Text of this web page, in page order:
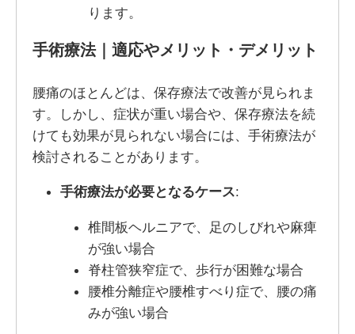
ります。
手術療法｜適応やメリット・デメリット
腰痛のほとんどは、保存療法で改善が見られま
す。しかし、症状が重い場合や、保存療法を続
けても効果が見られない場合には、手術療法が
検討されることがあります。
手術療法が必要となるケース:
椎間板ヘルニアで、足のしびれや麻痺
が強い場合
脊柱管狭窄症で、歩行が困難な場合
腰椎分離症や腰椎すべり症で、腰の痛
みが強い場合